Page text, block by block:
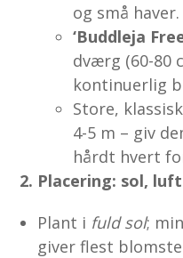
og små haver.
‘Buddleja
dværg (60-80
kontinuerlig
Store,
4-5 m – giv
hårdt hvert
2. Placering: sol,
Plant i fuld sol;
giver flest